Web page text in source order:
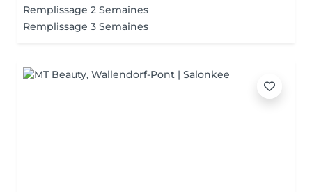
Remplissage 2 Semaines
Remplissage 3 Semaines